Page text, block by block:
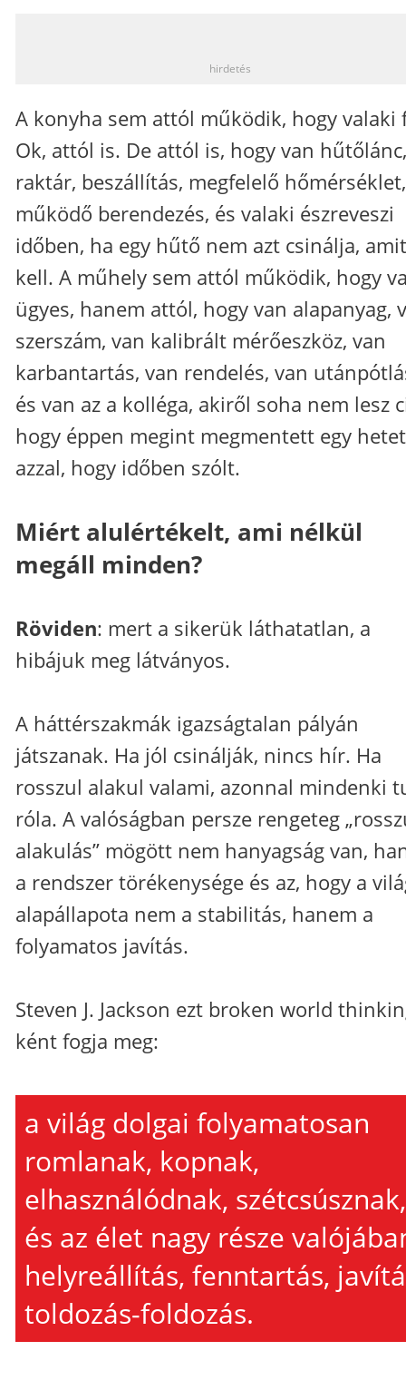
hirdetés
A konyha sem attól működik, hogy valaki
Ok, attól is. De attól is, hogy van hűtőlánc,
raktár, beszállítás, megfelelő hőmérséklet,
működő berendezés, és valaki észreveszi
időben, ha egy hűtő nem azt csinálja, amit
kell. A műhely sem attól működik, hogy
ügyes, hanem attól, hogy van alapanyag,
szerszám, van kalibrált mérőeszköz, van
karbantartás, van rendelés, van
és van az a kolléga, akiről soha nem lesz
hogy éppen megint megmentett egy hetet
azzal, hogy időben szólt.
Miért alulértékelt, ami nélkül
megáll minden?
Röviden: mert a sikerük láthatatlan, a
hibájuk meg látványos.
A háttérszakmák igazságtalan pályán
játszanak. Ha jól csinálják, nincs hír. Ha
rosszul alakul valami, azonnal mindenki
róla. A valóságban persze rengeteg
alakulás” mögött nem hanyagság van,
a rendszer törékenysége és az, hogy a
alapállapota nem a stabilitás, hanem a
folyamatos javítás.
Steven J. Jackson ezt broken world
ként fogja meg:
a világ dolgai folyamatosan
romlanak, kopnak,
elhasználódnak, szétcsúsznak,
és az élet nagy része
helyreállítás, fenntartás,
toldozás-foldozás.